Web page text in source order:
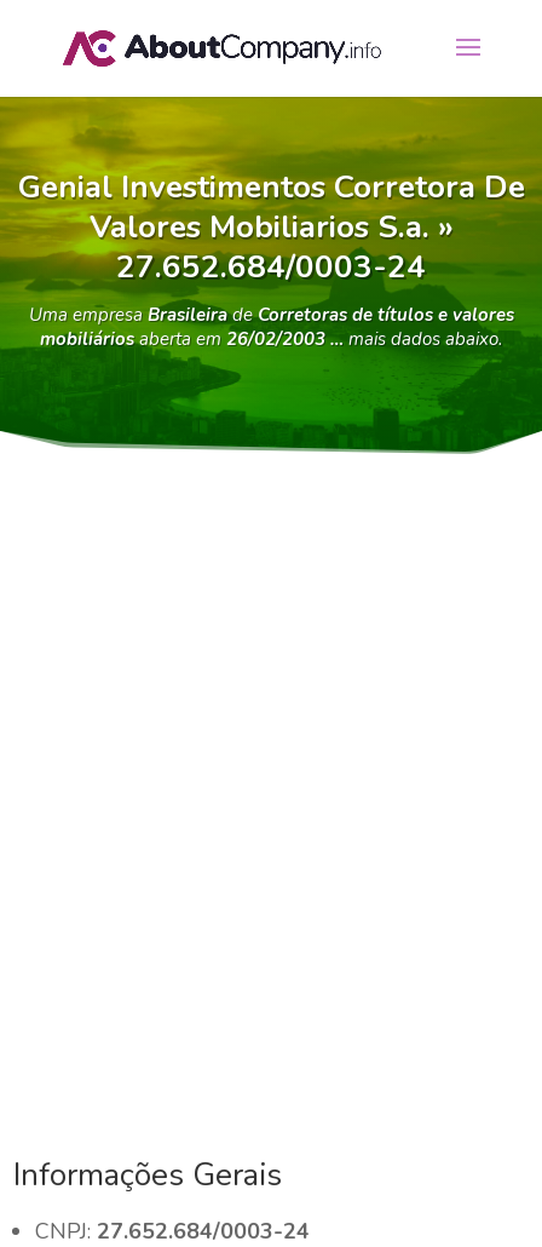
Genial Investimentos Corretora De
Valores Mobiliarios S.a. »
27.652.684/0003-24
Uma empresa BrasileiradeCorretoras de títulos e valores
mobiliáriosaberta em 26/02/2003 … mais dados abaixo.
Informações Gerais
CNPJ: 27.652.684/0003-24